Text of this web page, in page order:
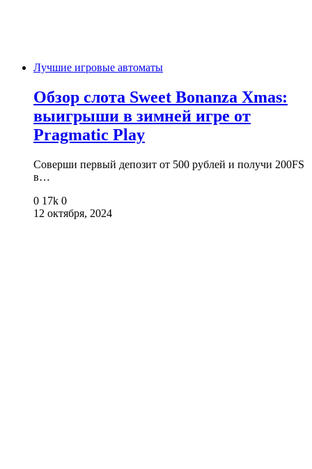
Лучшие игровые автоматы
Обзор слота Sweet Bonanza Xmas:
выигрыши в зимней игре от
Pragmatic Play
Соверши первый депозит от 500 рублей и получи 200FS
в…
0 17k 0
12 октября, 2024